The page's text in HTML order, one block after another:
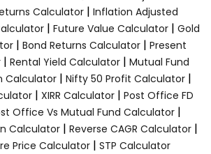
Calculator | Inflation Adjusted
| Future Value Calculator | Gold
| Bond Returns Calculator | Present
| Rental Yield Calculator | Mutual Fund
Calculator| Nifty 50 Profit Calculator|
| XIRR Calculator| Post Office FD
Office Vs Mutual Fund Calculator|
Calculator | Reverse CAGR Calculator |
Price Calculator | STP Calculator